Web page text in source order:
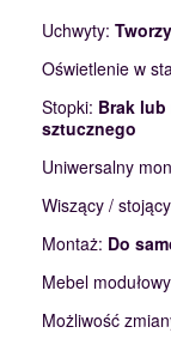
Uchwyty:
Oświetlenie w
Stopki: Brak
sztucznego
Uniwersalny
Wiszący /
Montaż: Do
Mebel
Możliwość